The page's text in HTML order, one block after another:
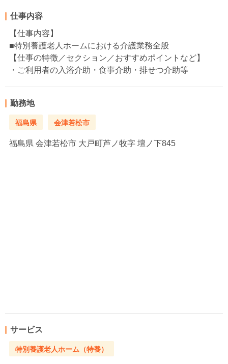
仕事内容
【仕事内容】
■特別養護老人ホームにおける介護業務全般
【仕事の特徴／セクション／おすすめポイントなど】
・ご利用者の入浴介助・食事介助・排せつ介助等
勤務地
福島県 会津若松市
福島県 会津若松市 大戸町芦ノ牧字 壇ノ下845
サービス
特別養護老人ホーム（特養）